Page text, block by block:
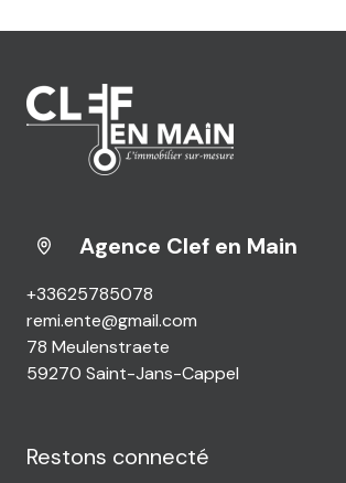
Agence Clef en Main
+33625785078
remi.ente@gmail.com
78 Meulenstraete
59270 Saint-Jans-Cappel
Restons connecté